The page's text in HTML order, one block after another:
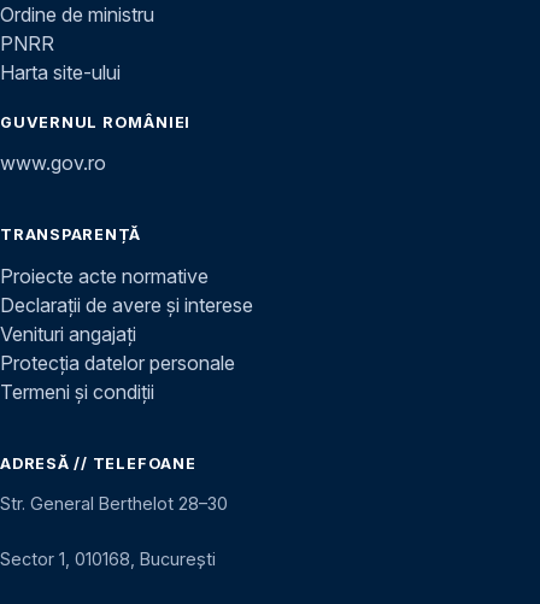
Ordine de ministru
PNRR
Harta site-ului
GUVERNUL ROMÂNIEI
www.gov.ro
TRANSPARENȚĂ
Proiecte acte normative
Declarații de avere și interese
Venituri angajați
Protecția datelor personale
Termeni și condiții
ADRESĂ // TELEFOANE
Str. General Berthelot 28–30
Sector 1, 010168, București